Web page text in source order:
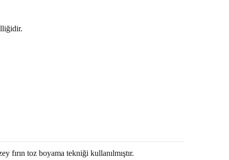
fırın toz boyama tekniği kullanılmıştır.